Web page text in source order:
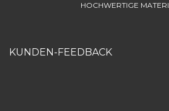
HOCHWERTIGE
KUNDEN-FEEDBACK